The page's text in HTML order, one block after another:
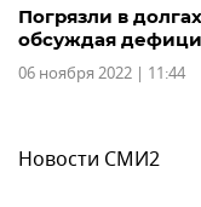
Погрязли в
обсуждая
06 ноября 2022 | 11:44
Новости СМИ2